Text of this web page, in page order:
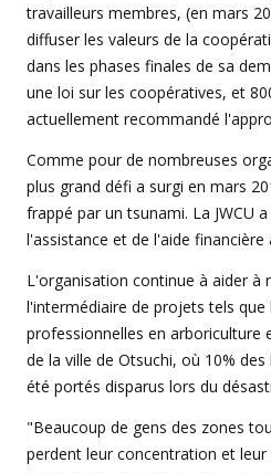
travailleurs membres, (en mars
diffuser les valeurs de la
dans les phases finales de sa
une loi sur les coopératives, et
actuellement recommandé
Comme pour de nombreuses
plus grand défi a surgi en mars
frappé par un tsunami. La JWCU
l'assistance et de l'aide
L'organisation continue à aider à
l'intermédiaire de projets tels
professionnelles en arboriculture
de la ville de Otsuchi, où 10%
été portés disparus lors du
"Beaucoup de gens des zones
perdent leur concentration et